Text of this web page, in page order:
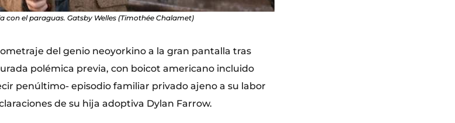
con el paraguas. Gatsby Welles (Timothée Chalamet)
del genio neoyorkino a la gran pantalla tras
polémica previa, con boicot americano incluido
penúltimo- episodio familiar privado ajeno a su labor
de su hija adoptiva Dylan Farrow.